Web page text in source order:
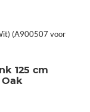
(A900507 voor
125 cm